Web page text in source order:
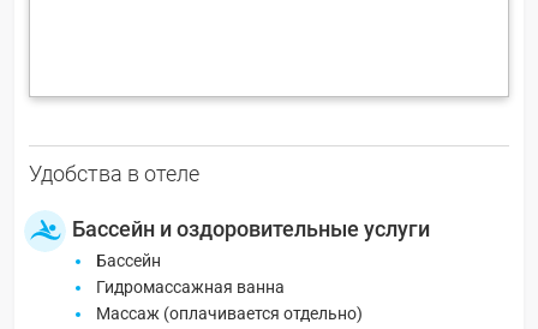
Удобства в отеле
Бассейн и оздоровительные услуги
Бассейн
Гидромассажная ванна
Массаж (оплачивается отдельно)